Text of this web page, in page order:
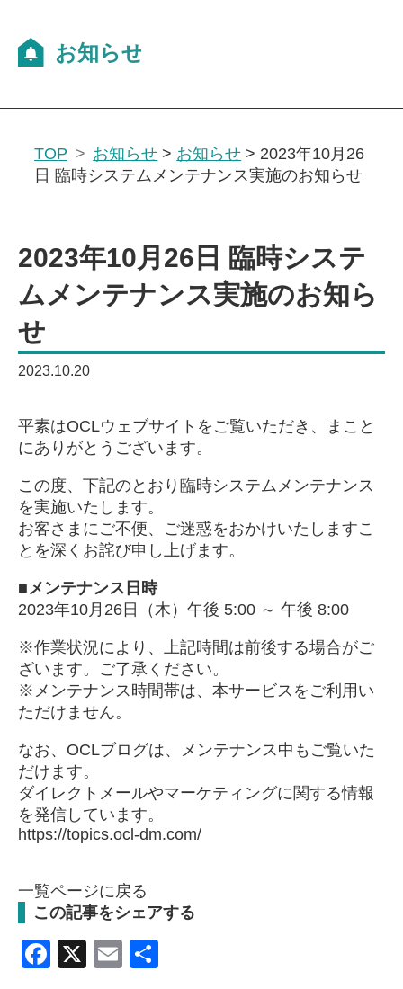
TOP お知らせ > お知らせ > 2023年10月26
日 臨時システムメンテナンス実施のお知らせ
2023年10月26日 臨時システ
ムメンテナンス実施のお知ら
せ
2023.10.20
平素はOCLウェブサイトをご覧いただき、まこと
にありがとうございます。
この度、下記のとおり臨時システムメンテナンス
を実施いたします。
お客さまにご不便、ご迷惑をおかけいたしますこ
とを深くお詫び申し上げます。
■メンテナンス日時
2023年10月26日（木）午後 5:00 ～ 午後 8:00
※作業状況により、上記時間は前後する場合がご
ざいます。ご了承ください。
※メンテナンス時間帯は、本サービスをご利用い
ただけません。
なお、 OCLブログは、メンテナンス中もご覧いた
だけます。
ダイレクトメールやマーケティングに関する情報
を発信しています。
https://topics.ocl-dm.com/
一覧ページに戻る
この記事をシェアする
Facebook
X Email